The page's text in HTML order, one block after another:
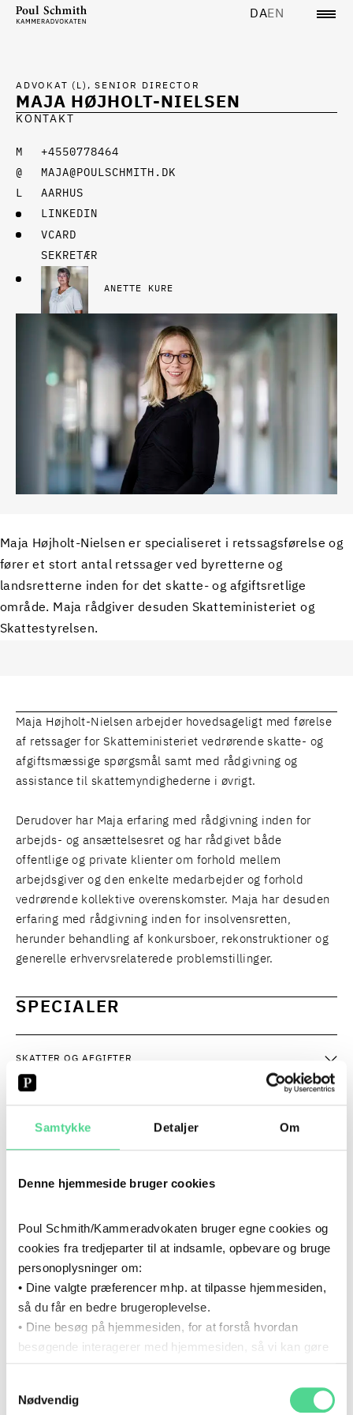
Samtykke Detaljer Om
Denne hjemmeside bruger cookies
Poul Schmith/Kammeradvokaten bruger egne cookies og
cookies fra tredjeparter til at indsamle, opbevare og bruge
personoplysninger om:
• Dine valgte præferencer mhp. at tilpasse hjemmesiden,
så du får en bedre brugeroplevelse.
• Dine besøg på hjemmesiden, for at forstå hvordan
besøgende interagerer med hjemmesiden, så vi kan gøre
Du kan til enhver tid tilbagekalde dit samtykke via det link,
som du finder i bunden af hjemmesiden.
Nødvendig
DAEN
MAJA HØJHOLT-NIELSEN
ADVOKAT (L), SENIOR DIRECTOR
KONTAKT
+4550778464
MAJA@POULSCHMITH.DK
AARHUS
LINKEDIN
VCARD
SEKRETÆR
ANETTE KURE
Maja Højholt-Nielsen er specialiseret i retssagsførelse og
fører et stort antal retssager ved byretterne og
landsretterne inden for det skatte- og afgiftsretlige
område. Maja rådgiver desuden Skatteministeriet og
Skattestyrelsen.
Maja Højholt-Nielsen arbejder hovedsageligt med førelse
af retssager for Skatteministeriet vedrørende skatte- og
afgiftsmæssige spørgsmål samt med rådgivning og
assistance til skattemyndighederne i øvrigt.
Derudover har Maja erfaring med rådgivning inden for
arbejds- og ansættelsesret og har rådgivet både
offentlige og private klienter om forhold mellem
arbejdsgiver og den enkelte medarbejder og forhold
vedrørende kollektive overenskomster. Maja har desuden
erfaring med rådgivning inden for insolvensretten,
herunder behandling af konkursboer, rekonstruktioner og
generelle erhvervsrelaterede problemstillinger.
SPECIALER
SKATTER OG AFGIFTER
CV
2021
PRINCE2®-certificeret
2014- NU
2014
KARRIERE
Poul Schmith/Kammeradvokaten